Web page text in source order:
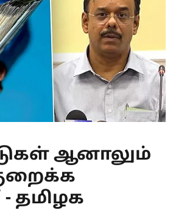
ஆனாலும்
- தமிழக